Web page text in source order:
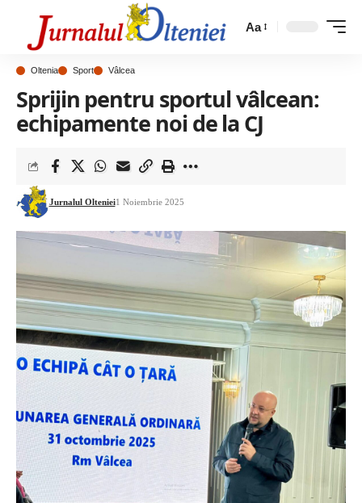
Aa
Oltenia Sport Vâlcea
Sprijin pentru sportul vâlcean:
echipamente noi de la CJ
Jurnalul Olteniei1 Noiembrie 2025